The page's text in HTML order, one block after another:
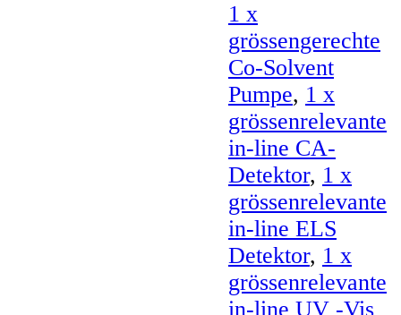
1 x
grössengerechte
Co-Solvent
Pumpe, 1 x
grössenrelevante
in-line CA-
Detektor, 1 x
grössenrelevante
in-line ELS
Detektor, 1 x
grössenrelevante
in-line UV -Vis